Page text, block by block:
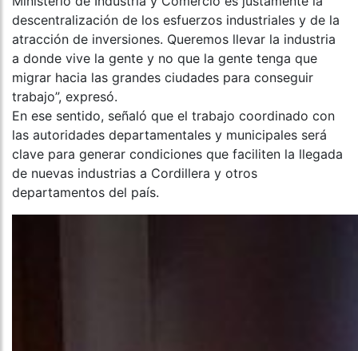
descentralización de los esfuerzos industriales y de la
atracción de inversiones. Queremos llevar la industria
a donde vive la gente y no que la gente tenga que
migrar hacia las grandes ciudades para conseguir
trabajo”, expresó.
En ese sentido, señaló que el trabajo coordinado con
las autoridades departamentales y municipales será
clave para generar condiciones que faciliten la llegada
de nuevas industrias a Cordillera y otros
departamentos del país.